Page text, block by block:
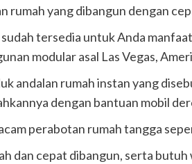
rumah yang dibangun dengan
tersedia untuk Anda
modular asal Las Vegas,
andalan rumah instan yang
dengan bantuan mobil
perabotan rumah tangga
dan cepat dibangun, serta